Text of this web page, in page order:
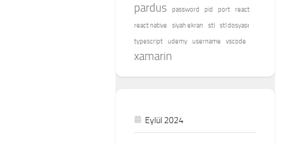
pardus password pid port
react
react native
siyah ekran stl
stl dosyası
typescript
udemy username vscode
xamarin
Eylül 2024